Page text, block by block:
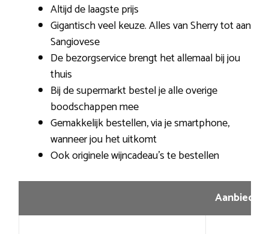
Altijd de laagste prijs
Gigantisch veel keuze. Alles van Sherry tot aan
Sangiovese
De bezorgservice brengt het allemaal bij jou
thuis
Bij de supermarkt bestel je alle overige
boodschappen mee
Gemakkelijk bestellen, via je smartphone,
wanneer jou het uitkomt
Ook originele wijncadeau’s te bestellen